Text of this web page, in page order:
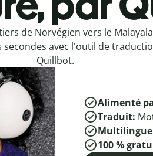
de Norvégien vers le
secondes avec l'outil de
Quillbot.
Alimenté
Traduit:
100 %